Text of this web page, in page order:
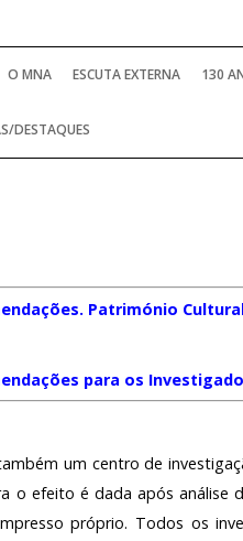
O MNA ESCUTA EXTERNA 130
DESTAQUES
Património
para os
um centro de
o efeito é dada após
próprio. Todos os